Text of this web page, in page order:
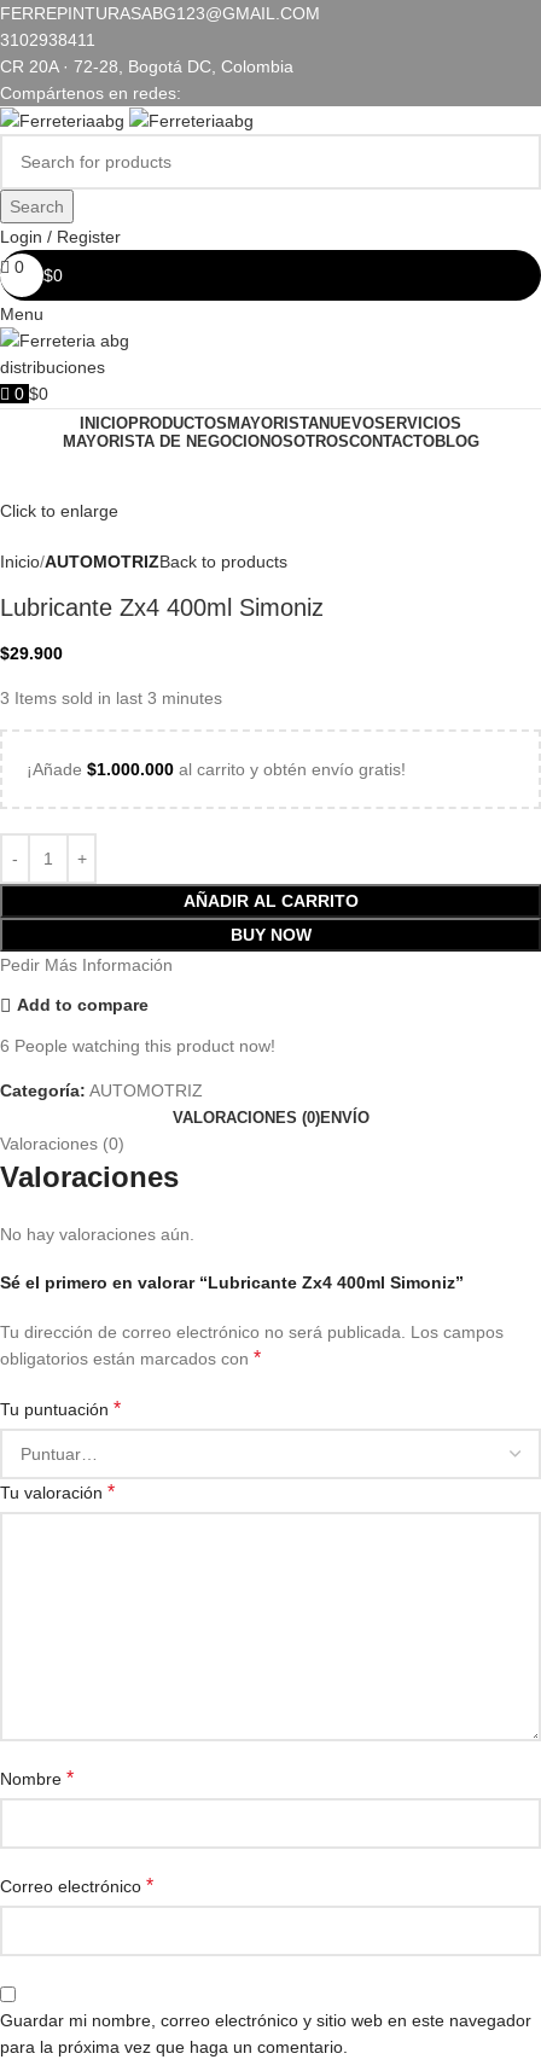
FERREPINTURASABG123@GMAIL.COM
3102938411
CR 20A · 72-28, Bogotá DC, Colombia
Compártenos en redes:
Search
Login / Register
0
$0
Menu
0 $0
INICIOPRODUCTOS MAYORISTANUEVOSERVICIOS
MAYORISTA DE NEGOCIONOSOTROSCONTACTOBLOG
Click to enlarge
Inicio AUTOMOTRIZBack to products
Lubricante Zx4 400ml Simoniz
$29.900
3 Items sold in last 3 minutes
¡Añade $1.000.000 al carrito y obtén envío gratis!
AÑADIR AL CARRITO
BUY NOW
Pedir Más Información
Add to compare
6 People watching this product now!
Categoría: AUTOMOTRIZ
VALORACIONES (0)ENVÍO
Valoraciones (0)
Valoraciones
No hay valoraciones aún.
Sé el primero en valorar “Lubricante Zx4 400ml Simoniz”
Tu dirección de correo electrónico no será publicada.
Los campos
obligatorios están marcados con *
Tu puntuación *
Tu valoración *
Nombre *
Correo electrónico *
Guardar mi nombre, correo electrónico y sitio web en este navegador
para la próxima vez que haga un comentario.